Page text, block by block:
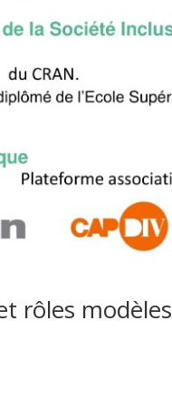
rôles modèles